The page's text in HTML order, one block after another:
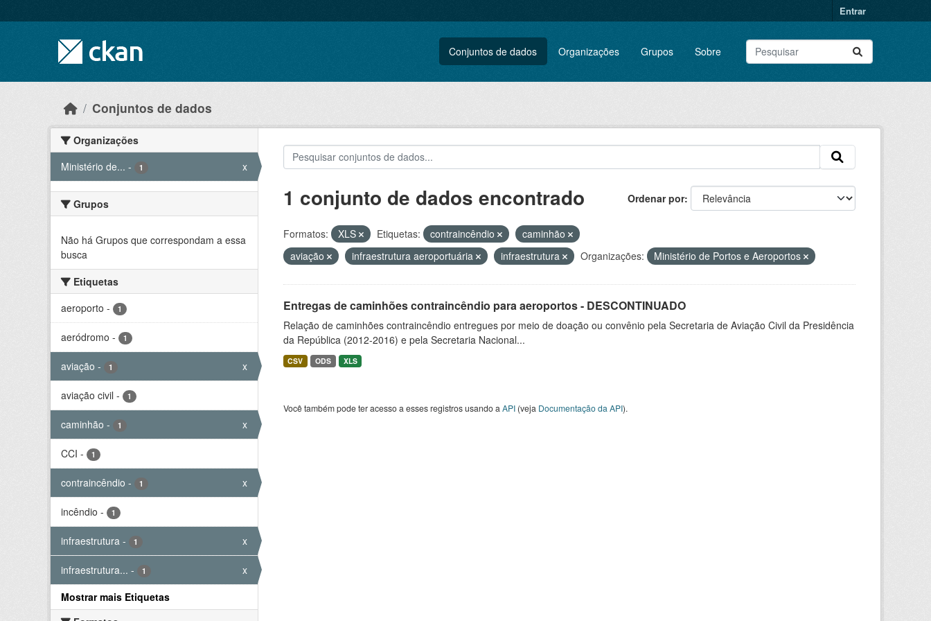
Entrar
Conjuntos de dados Organizações Grupos Sobre
Conjuntos de dados
Organizações
Ministério de... - 1 x
Grupos
Não há Grupos que correspondam a essa
busca
Etiquetas
aeroporto - 1
aeródromo - 1
aviação - 1 x
aviação civil - 1
caminhão - 1 x
CCI - 1
contraincêndio - 1 x
incêndio - 1
infraestrutura - 1 x
infraestrutura... - 1
x
Mostrar mais Etiquetas
Ordenar por
1 conjunto de dados encontrado
Formatos: XLS Etiquetas: contraincêndio
caminhão
aviação
infraestrutura aeroportuária infraestrutura Organizações: Ministério de Portos e Aeroportos
Entregas de caminhões contraincêndio para aeroportos - DESCONTINUADO
Relação de caminhões contraincêndio entregues por meio de doação ou convênio pela Secretaria de Aviação Civil da Presidência
da República (2012-2016) e pela Secretaria Nacional...
CSV ODS XLS
Você também pode ter acesso a esses registros usando a API(veja Documentação da API).